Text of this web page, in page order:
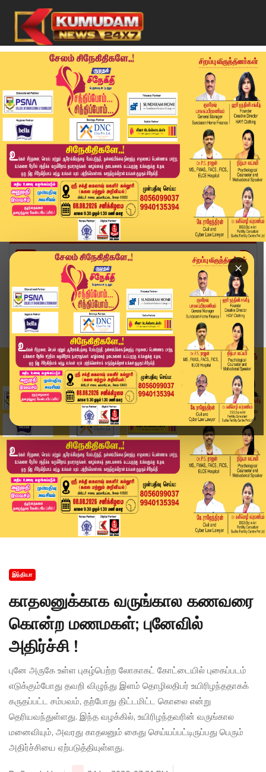
×
Home
இந்தியா
காதலனுக்காக வருங்கால கணவரை கொன்ற மணமகள்;
புனேவி...
இந்தியா
காதலனுக்காக வருங்கால கணவரை
கொன்ற மணமகள்; புனேவில்
அதிர்ச்சி !
புனே அருகே உள்ள புகழ்பெற்ற லோகாகட் கோட்டையில் புகைப்படம்
எடுக்கும்போது தவறி விழுந்து இளம் தொழிலதிபர் உயிரிழந்ததாகக்
கருதப்பட்ட சம்பவம், தற்போது திட்டமிட்ட கொலை என்று
தெரியவந்துள்ளது. இந்த வழக்கில், உயிரிழந்தவரின் வருங்கால
மனைவியும், அவரது காதலனும் கைது செய்யப்பட்டிருப்பது பெரும்
அதிர்ச்சியை ஏற்படுத்தியுள்ளது.